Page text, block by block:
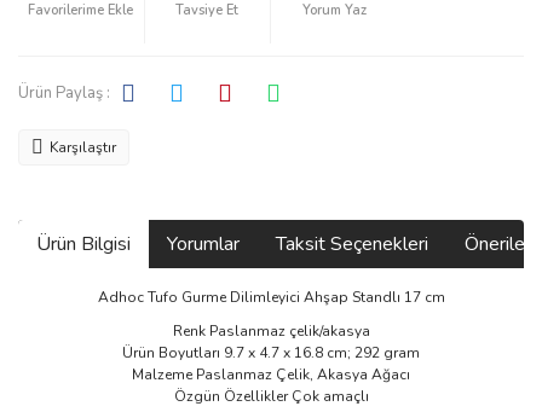
Tavsiye Et Yorum Yaz
Ürün Paylaş :
Karşılaştır
Ürün Bilgisi Yorumlar Taksit Seçenekleri
Adhoc Tufo Gurme Dilimleyici Ahşap Standlı 17 cm
Renk ‎Paslanmaz çelik/akasya
Ürün Boyutları ‎9.7 x 4.7 x 16.8 cm; 292 gram
Malzeme ‎Paslanmaz Çelik, Akasya Ağacı
Özgün Özellikler ‎Çok amaçlı